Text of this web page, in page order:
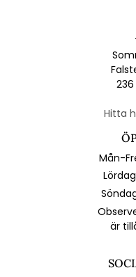
236
Hitta
Mån-
Lördag
är